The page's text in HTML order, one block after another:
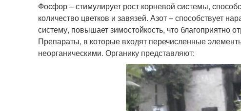
Фосфор – стимулирует рост корневой системы,
количество цветков и завязей. Азот – способствует
систему, повышает зимостойкость, что благоприятно
Препараты, в которые входят перечисленные
неорганическими. Органику представляют: